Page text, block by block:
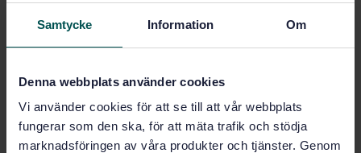
Samtycke Information Om
Denna webbplats använder cookies
Vi använder cookies för att se till att vår webbplats
fungerar som den ska, för att mäta trafik och stödja
marknadsföringen av våra produkter och tjänster. Genom
Produktinformation